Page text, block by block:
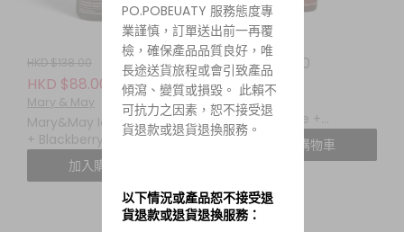
HKD $138.00
HKD $88.00
Mary & May
Mary&May Idebenone
+ Blackberry Complex
Serum 30ML 艾地苯黑莓
抗氧化亮肌精華
加入購物車
HKD $39.00
Mary & May
Mary&May
Niacinamide +
Chaenomeles Sinensis
Serum MINI 10ML 煙酰胺
加入購物車
PO.POBEUATY 服務態度專
業謹慎，訂單送出前一再覆
檢，確保產品品質良好，唯
長途送貨旅程或會引致產品
傾瀉、變質或損毀。 此賴不
可抗力之因素，恕不接受退
貨退款或退貨退換服務。
以下情況或產品恕不接受退
貨退款或退貨退換服務：